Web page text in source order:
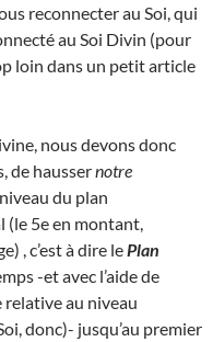
reconnecter au Soi, qui
au Soi Divin (pour
loin dans un petit article
nous devons donc
de haussernotre
du plan
5e en montant,
, c’est à dire le Plan
-et avec l’aide de
relative au niveau
donc)- jusqu’au premier